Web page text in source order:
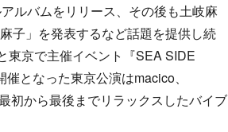
ルバムをリリース、その後も土岐麻
子」を発表するなど話題を提供し続
東京で主催イベント『SEA SIDE
となった東京公演はmacico、
初から最後までリラックスしたバイブ